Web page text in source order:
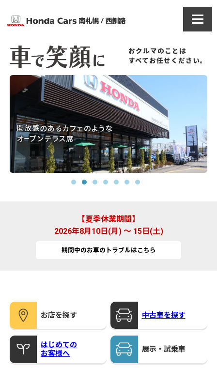
おクルマのことは
すべてお任せください。
夏季休業期間
2026年8月10日(月) ～ 15日(土)
期間中のお車のトラブルはこちら
お店を探す 中古車を探す
はじめての
お客様へ
展示・試乗車